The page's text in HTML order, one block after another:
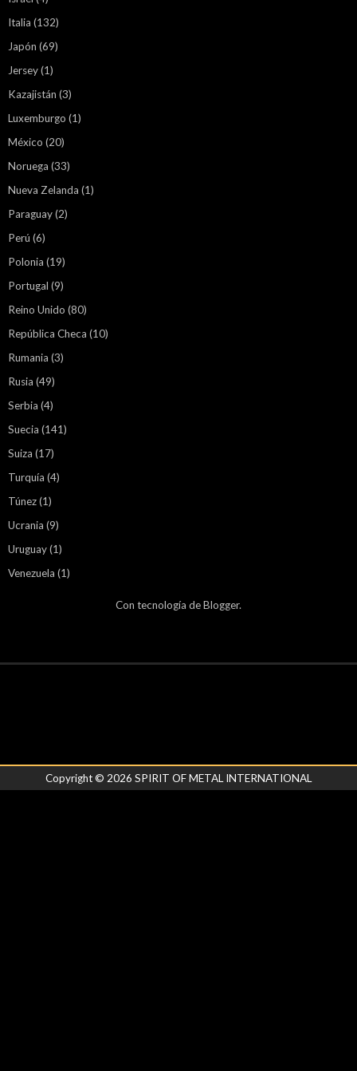
Italia (132)
Japón (69)
Jersey(1)
Kazajistán (3)
Luxemburgo (1)
México (20)
Noruega (33)
Nueva Zelanda (1)
Paraguay(2)
Perú (6)
Polonia (19)
Portugal (9)
Reino Unido (80)
República Checa (10)
Rumania (3)
Rusia (49)
Serbia (4)
Suecia (141)
Suiza (17)
Turquía (4)
Túnez(1)
Ucrania (9)
Uruguay(1)
Venezuela (1)
Con tecnología deBlogger.
Copyright © 2026 SPIRIT OF METAL INTERNATIONAL